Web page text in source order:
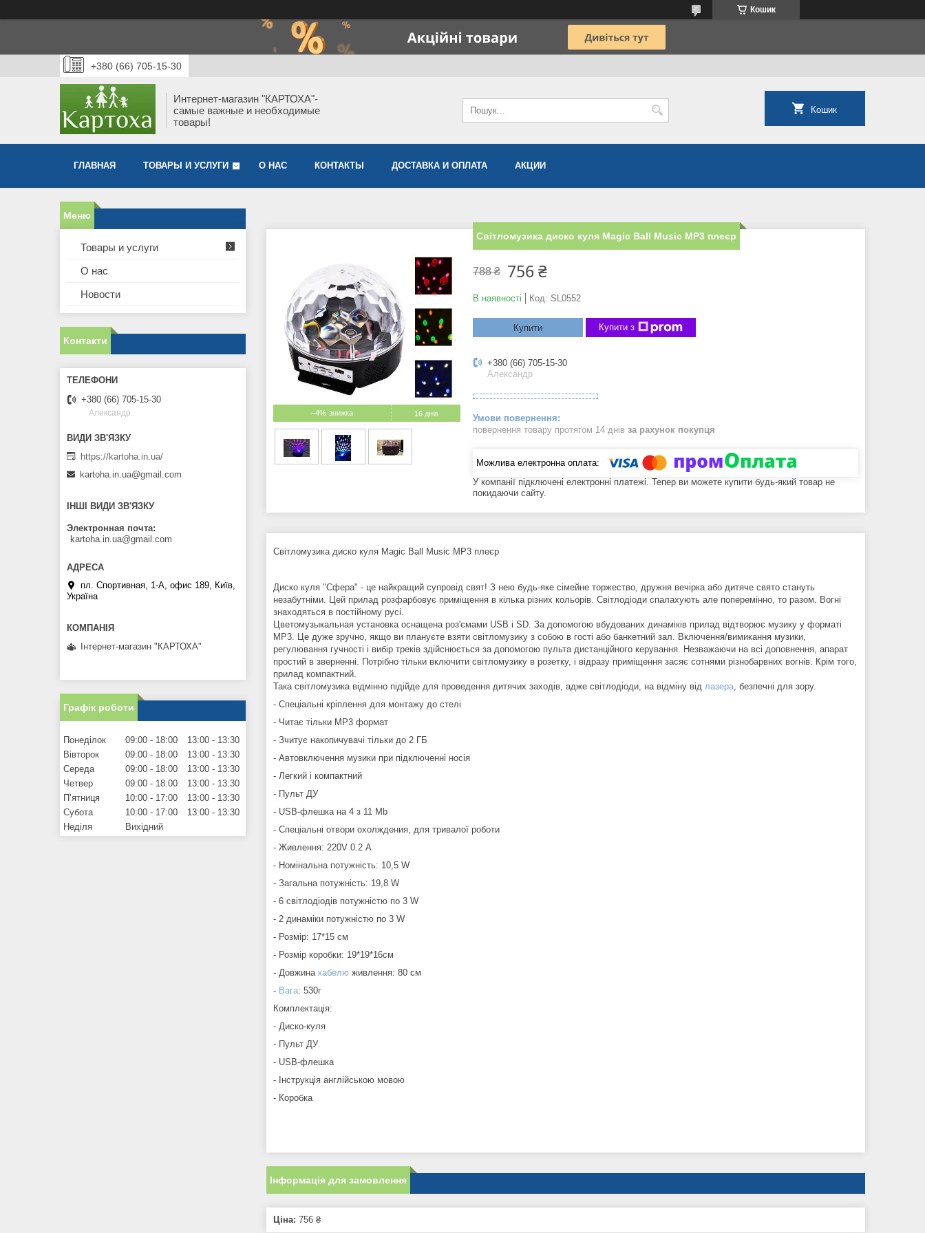
Кошик
+380 (66) 705-15-30
Интернет-магазин "КАРТОХА"-
самые важные и необходимые
товары!
Кошик
ГЛАВНАЯ ТОВАРЫ И УСЛУГИ О НАС КОНТАКТЫ ДОСТАВКА И ОПЛАТА АКЦИИ
–4% 16 днів
Світломузика диско куля Magic Ball Music MP3 плеєр
788 ₴ 756 ₴
В наявності Код: SL0552
Купити Купити з
+380 (66) 705-15-30
Александр
повернення товару протягом 14 днів за рахунок покупця
У компанії підключені електронні платежі. Тепер ви можете купити будь-який товар не
покидаючи сайту.
Світломузика диско куля Magic Ball Music MP3 плеєр
Диско куля "Сфера" - це найкращий супровід свят! З нею будь-яке сімейне торжество, дружня вечірка або дитяче свято стануть
незабутніми. Цей прилад розфарбовує приміщення в кілька різних кольорів. Світлодіоди спалахують але поперемінно, то разом. Вогні
знаходяться в постійному русі.
Цветомузыкальная установка оснащена роз'ємами USB і SD. За допомогою вбудованих динаміків прилад відтворює музику у форматі
MP3. Це дуже зручно, якщо ви плануєте взяти світломузику з собою в гості або банкетний зал. Включення/вимикання музики,
регулювання гучності і вибір треків здійснюється за допомогою пульта дистанційного керування. Незважаючи на всі доповнення, апарат
простий в зверненні. Потрібно тільки включити світломузику в розетку, і відразу приміщення засяє сотнями різнобарвних вогнів. Крім того,
прилад компактний.
Така світломузика відмінно підійде для проведення дитячих заходів, адже світлодіоди, на відміну від лазера , безпечні для зору.
- Спеціальні кріплення для монтажу до стелі
- Читає тільки MP3 формат
- Зчитує накопичувачі тільки до 2 ГБ
- Автовключення музики при підключенні носія
- Легкий і компактний
- Пульт ДУ
- USB-флешка на 4 з 11 Mb
- Спеціальні отвори охолждения, для тривалої роботи
- Живлення: 220V 0.2 А
- Номінальна потужність: 10,5 W
- Загальна потужність: 19,8 W
- 6 світлодіодів потужністю по 3 W
- 2 динаміки потужністю по 3 W
- Розмір: 17*15 см
- Розмір коробки: 19*19*16см
- Довжина кабелю живлення: 80 см
- Вага: 530г
Комплектація:
- Диско-куля
- Пульт ДУ
- USB-флешка
- Інструкція англійською мовою
- Коробка
Інформація для замовлення
Ціна: 756 ₴
Товары и услуги
О нас
Новости
Контакти
+380 (66) 705-15-30
Александр
https://kartoha.in.ua/
kartoha.in.ua@gmail.com
ІНШІ ВИДИ ЗВ'ЯЗКУ
Электронная почта
kartoha.in.ua@gmail.com
пл. Спортивная, 1-А, офис 189, Київ,
Україна
Інтернет-магазин "КАРТОХА"
Графік роботи
Понеділок 09:00 18:00 13:00
13:30
Вівторок
09:00 18:00 13:00
13:30
Середа
09:00 18:00 13:00
13:30
Четвер
09:00 18:00 13:00
13:30
Пʼятниця
10:00 17:00 13:00
13:30
Субота
10:00 17:00 13:00
13:30
Неділя
Вихідний